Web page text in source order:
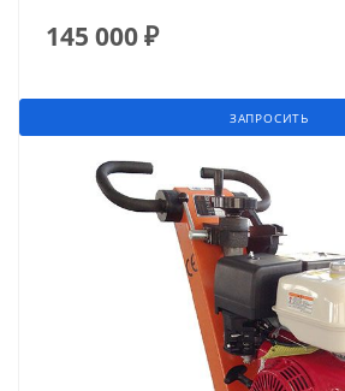
145 000₽
ЗАПРОСИТЬ